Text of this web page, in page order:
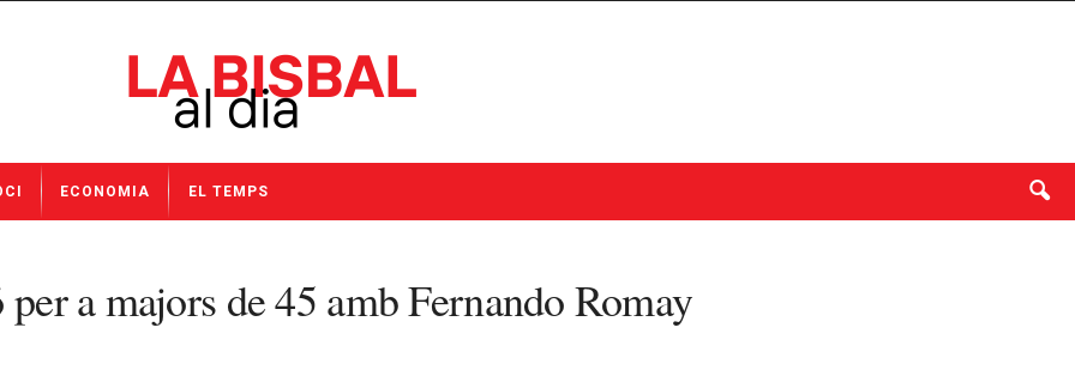
ECONOMIA EL TEMPS
a majors de 45 amb Fernando Romay